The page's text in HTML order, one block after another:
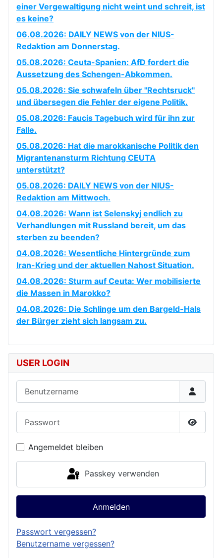
einer Vergewaltigung nicht weint und schreit, ist
es keine?
06.08.2026: DAILY NEWS von der NIUS-
Redaktion am Donnerstag.
05.08.2026: Ceuta-Spanien: AfD fordert die
Aussetzung des Schengen-Abkommen.
05.08.2026: Sie schwafeln über "Rechtsruck"
und übersegen die Fehler der eigene Politik.
05.08.2026: Faucis Tagebuch wird für ihn zur
Falle.
05.08.2026: Hat die marokkanische Politik den
Migrantenansturm Richtung CEUTA
unterstützt?
05.08.2026: DAILY NEWS von der NIUS-
Redaktion am Mittwoch.
04.08.2026: Wann ist Selenskyj endlich zu
Verhandlungen mit Russland bereit, um das
sterben zu beenden?
04.08.2026: Wesentliche Hintergründe zum
Iran-Krieg und der aktuellen Nahost Situation.
04.08.2026: Sturm auf Ceuta: Wer mobilisierte
die Massen in Marokko?
04.08.2026: Die Schlinge um den Bargeld-Hals
der Bürger zieht sich langsam zu.
USER LOGIN
Angemeldet bleiben
Passkey verwenden
Anmelden
Passwort vergessen?
Benutzername vergessen?